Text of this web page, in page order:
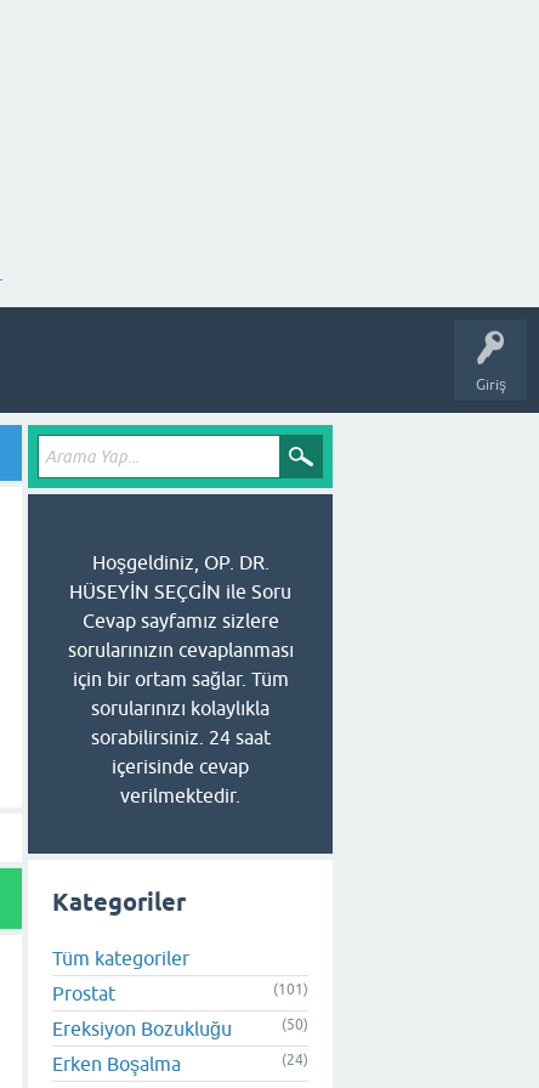
Giriş
Hoşgeldiniz, OP. DR.
HÜSEYİN SEÇGİN ile Soru
Cevap sayfamız sizlere
sorularınızın cevaplanması
için bir ortam sağlar. Tüm
sorularınızı kolaylıkla
sorabilirsiniz. 24 saat
içerisinde cevap
verilmektedir.
Kategoriler
Tüm kategoriler
Prostat
(101)
Ereksiyon Bozukluğu (50)
Erken Boşalma (24)